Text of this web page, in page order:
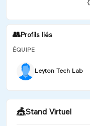
👥Profils liés
ÉQUIPE
Leyton Tech Lab
🎪Stand Virtuel